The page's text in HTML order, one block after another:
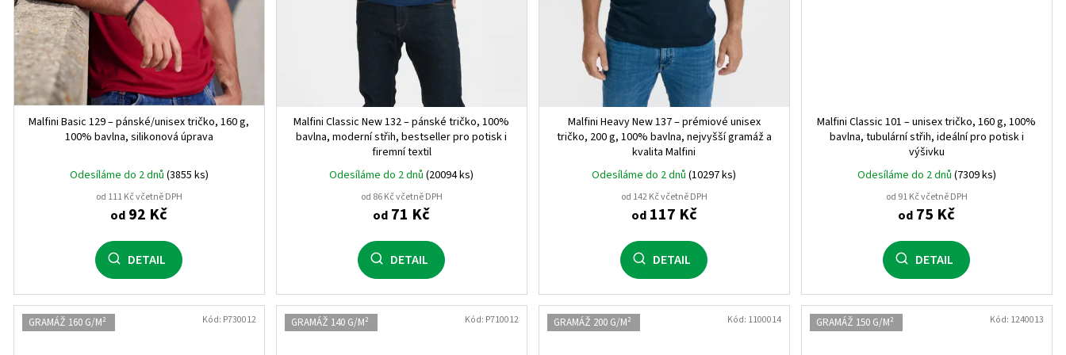
KRÁLOVSKÁ MODRÁ MELA
melírová (58) 1
černá/bílá (0201) 0
bílá/královská modrá (0105) 0
bílá/červená (0160) 0
lahvově zelená (56) 1
svítivě žlutá/černá (22102)
fuchsiová/černá (4002)
5XL 2
4 roky 2
8 let 2
12 let 1
1
XL/XXL 1
Malfini Basic 129 – pánské/unisex tričko, 160 g,
100% bavlna, silikonová úprava
Odesíláme do 2 dnů (3855 ks)
od 111 Kč včetně DPH
od 92 Kč
DETAIL
Malfini Classic New 132 – pánské tričko, 100%
bavlna, moderní střih, bestseller pro potisk i
firemní textil
Odesíláme do 2 dnů(20094 ks)
od 86 Kč včetně DPH
od 71 Kč
DETAIL
Malfini Heavy New 137 – prémiové unisex
tričko, 200 g, 100% bavlna, nejvyšší gramáž a
kvalita Malfini
Odesíláme do 2 dnů(10297 ks)
od 142 Kč včetně DPH
od117 Kč
DETAIL
Malfini Classic 101 – unisex tričko, 160 g, 100%
bavlna, tubulární střih, ideální pro potisk i
výšivku
Odesíláme do 2 dnů (7309 ks)
od 91 Kč včetně DPH
od 75 Kč
DETAIL
GRAMÁŽ 160 G/M² Kód: P730012 GRAMÁŽ 140 G/M² Kód: P710012 GRAMÁŽ 200 G/M² Kód: 1100014 GRAMÁŽ 150 G/M² Kód: 1240013